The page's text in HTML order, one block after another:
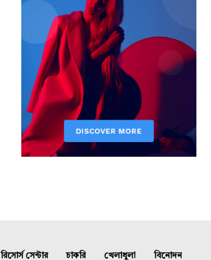
রিসোর্স সেন্টার চাকরি খেলাধুলা বিনোদন